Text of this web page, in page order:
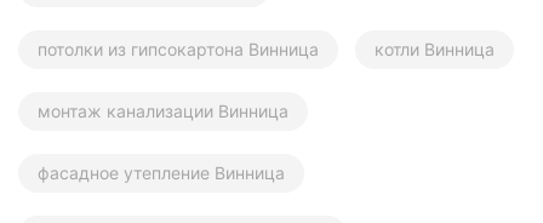
потолки из гипсокартона Винница котли Винница
монтаж канализации Винница
фасадное утепление Винница